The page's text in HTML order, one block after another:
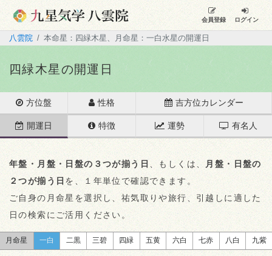
会員登録 ログイン
八雲院 本命星：四緑木星、月命星：一白水星の開運日
四緑木星の開運日
方位盤 性格 吉方位カレンダー
開運日 特徴 運勢 有名人
年盤・月盤・日盤の３つが揃う日 、もしくは、
月盤・日盤の
２つが揃う日を、１年単位で確認できます。
ご自身の月命星を選択し、祐気取りや旅行、引越しに適した
日の検索にご活用ください。
月命星 一白 二黒 三碧 四緑 五黄 六白 七赤 八白 九紫